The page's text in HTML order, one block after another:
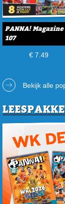
PANNA! Magazine
107
€ 7.49
Bekijk alle